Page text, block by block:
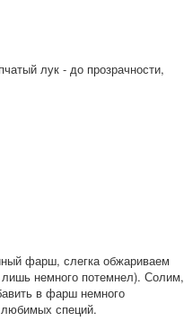
лук - до прозрачности,
фарш, слегка обжариваем
немного потемнел). Солим,
в фарш немного
любимых специй.